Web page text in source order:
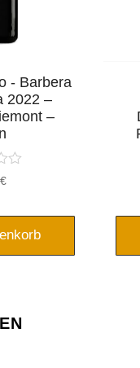
- Barbera
2022 –
–
€